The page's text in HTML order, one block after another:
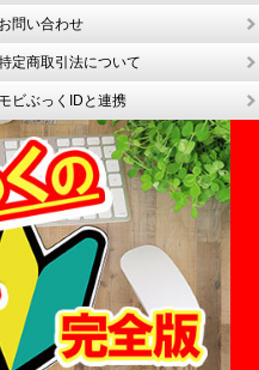
お問い合わせ
定商取引法について
モビぶっくIDと連携